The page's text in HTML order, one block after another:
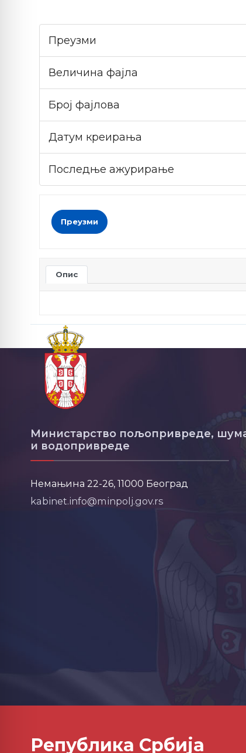
Преузми
Величина фајла
Број фајлова
Датум креирања
Последње ажурирање
Преузми
Опис
Министарство пољопривреде,
и водопривреде
Немањина 22-26, 11000 Београд
kabinet.info@minpolj.gov.rs
Република Србија